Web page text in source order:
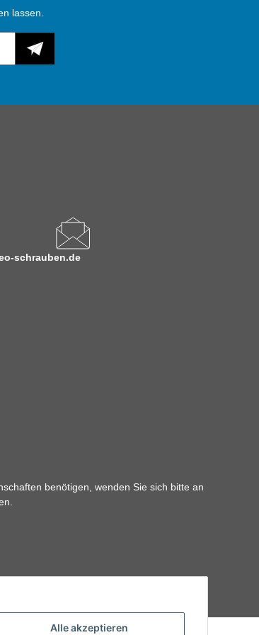
Alle akzeptieren
lassen.
schrauben.de
benötigen, wenden Sie sich bitte an